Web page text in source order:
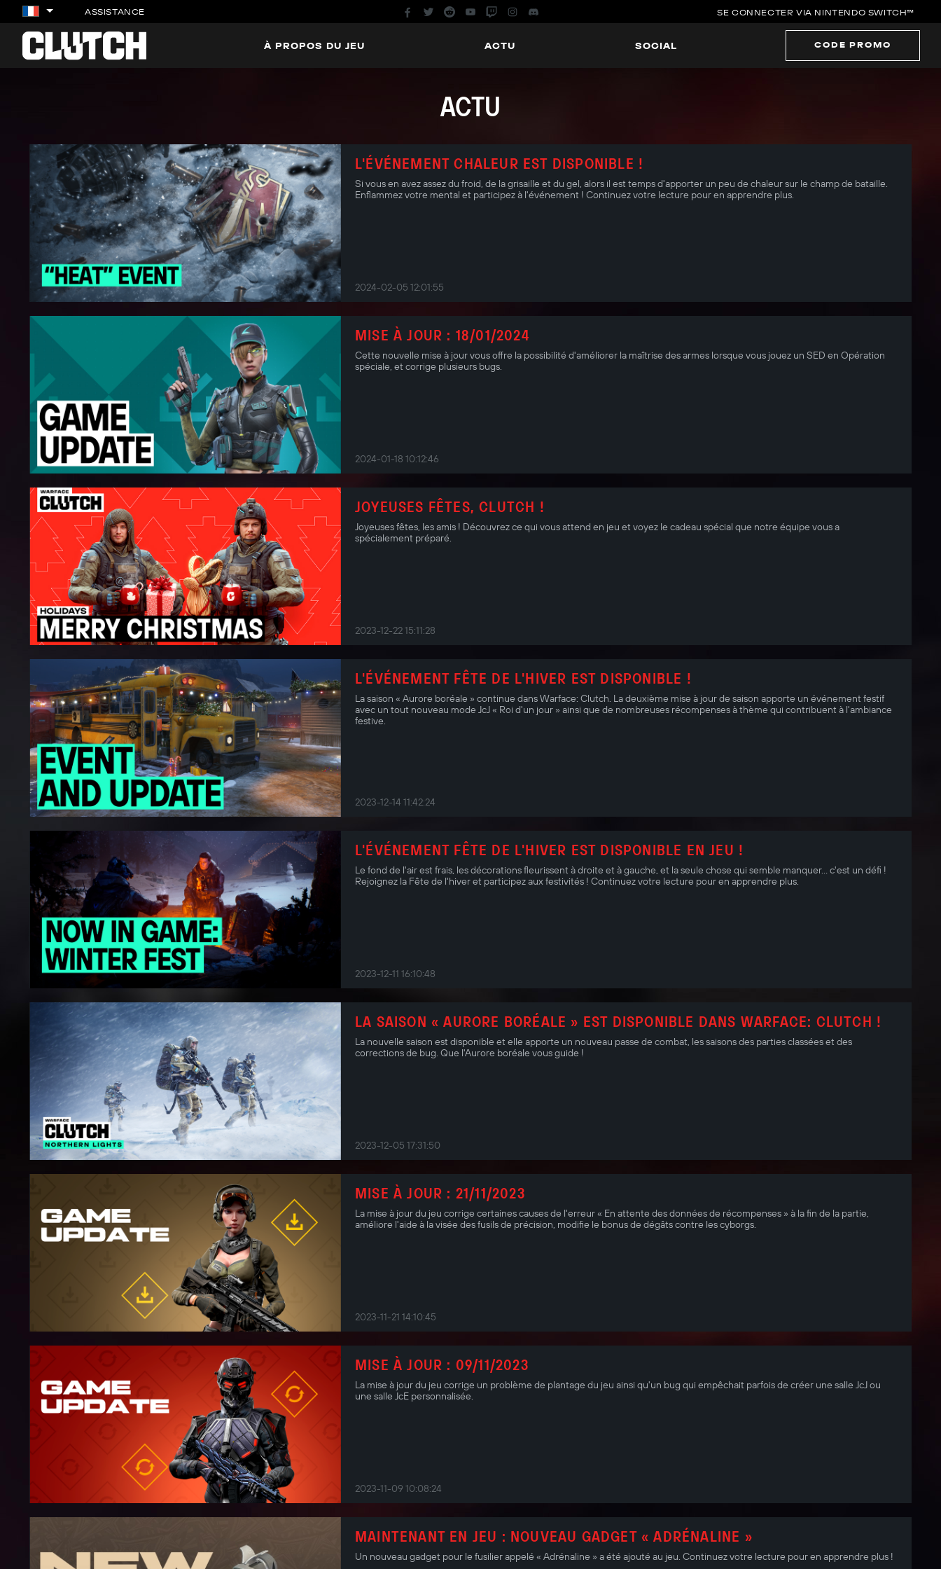
ASSISTANCE SE CONNECTER VIA NINTENDO SWITCH™
À PROPOS DU JEU ACTU SOCIAL CODE PROMO
ACTU
L'ÉVÉNEMENT CHALEUR EST DISPONIBLE !
Si vous en avez assez du froid, de la grisaille et du gel, alors il est temps d'apporter un peu de chaleur sur le champ de bataille.
Enflammez votre mental et participez à l'événement ! Continuez votre lecture pour en apprendre plus.
2024-02-05 12:01:55
MISE À JOUR : 18/01/2024
Cette nouvelle mise à jour vous offre la possibilité d'améliorer la maîtrise des armes lorsque vous jouez un SED en Opération
spéciale, et corrige plusieurs bugs.
2024-01-18 10:12:46
JOYEUSES FÊTES, CLUTCH !
Joyeuses fêtes, les amis ! Découvrez ce qui vous attend en jeu et voyez le cadeau spécial que notre équipe vous a
spécialement préparé.
2023-12-22 15:11:28
L'ÉVÉNEMENT FÊTE DE L'HIVER EST DISPONIBLE !
La saison « Aurore boréale » continue dans Warface: Clutch. La deuxième mise à jour de saison apporte un événement festif
avec un tout nouveau mode JcJ « Roi d'un jour » ainsi que de nombreuses récompenses à thème qui contribuent à l'ambiance
festive.
2023-12-14 11:42:24
L'ÉVÉNEMENT FÊTE DE L'HIVER EST DISPONIBLE EN JEU !
Le fond de l'air est frais, les décorations fleurissent à droite et à gauche, et la seule chose qui semble manquer... c'est un défi !
Rejoignez la Fête de l'hiver et participez aux festivités ! Continuez votre lecture pour en apprendre plus.
2023-12-11 16:10:48
LA SAISON « AURORE BORÉALE » EST DISPONIBLE DANS WARFACE: CLUTCH !
La nouvelle saison est disponible et elle apporte un nouveau passe de combat, les saisons des parties classées et des
corrections de bug. Que l'Aurore boréale vous guide !
2023-12-05 17:31:50
MISE À JOUR : 21/11/2023
La mise à jour du jeu corrige certaines causes de l'erreur « En attente des données de récompenses » à la fin de la partie,
améliore l'aide à la visée des fusils de précision, modifie le bonus de dégâts contre les cyborgs.
2023-11-21 14:10:45
MISE À JOUR : 09/11/2023
La mise à jour du jeu corrige un problème de plantage du jeu ainsi qu'un bug qui empêchait parfois de créer une salle JcJ ou
une salle JcE personnalisée.
2023-11-09 10:08:24
MAINTENANT EN JEU : NOUVEAU GADGET « ADRÉNALINE »
Un nouveau gadget pour le fusilier appelé « Adrénaline » a été ajouté au jeu. Continuez votre lecture pour en apprendre plus !